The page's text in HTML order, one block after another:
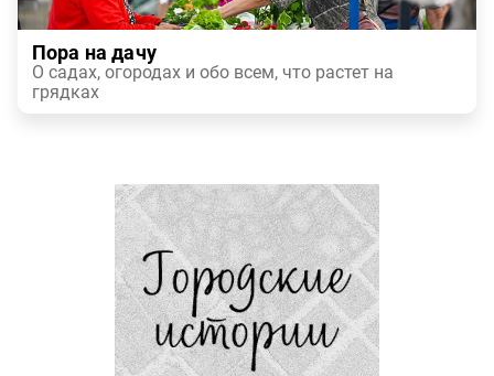
Пора на дачу
О садах, огородах и обо всем, что растет на
грядках